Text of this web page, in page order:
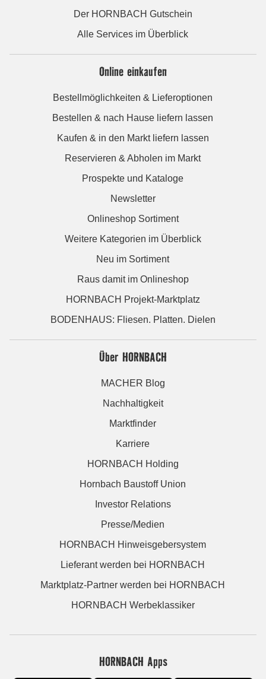
Der HORNBACH Gutschein
Alle Services im Überblick
Online einkaufen
Bestellmöglichkeiten & Lieferoptionen
Bestellen & nach Hause liefern lassen
Kaufen & in den Markt liefern lassen
Reservieren & Abholen im Markt
Prospekte und Kataloge
Newsletter
Onlineshop Sortiment
Weitere Kategorien im Überblick
Neu im Sortiment
Raus damit im Onlineshop
HORNBACH Projekt-Marktplatz
BODENHAUS: Fliesen. Platten. Dielen
Über HORNBACH
MACHER Blog
Nachhaltigkeit
Marktfinder
Karriere
HORNBACH Holding
Hornbach Baustoff Union
Investor Relations
Presse/Medien
HORNBACH Hinweisgebersystem
Lieferant werden bei HORNBACH
Marktplatz-Partner werden bei HORNBACH
HORNBACH Werbeklassiker
HORNBACH Apps